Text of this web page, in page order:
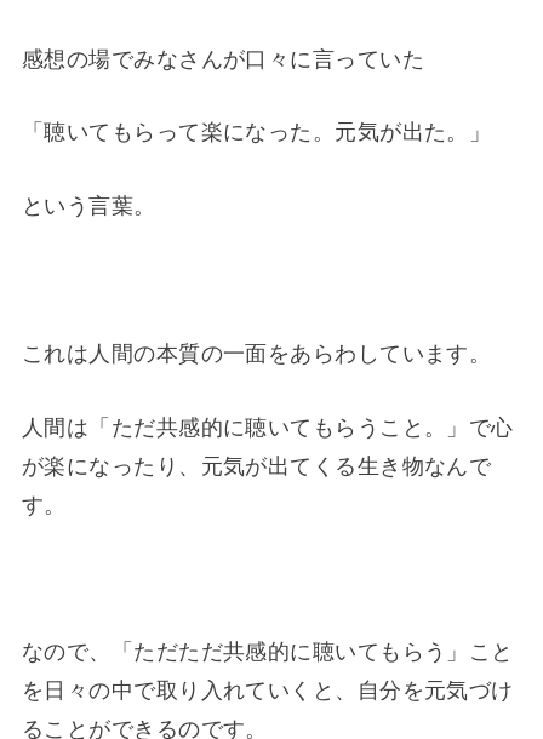
感想の場でみなさんが口々に言っていた
「聴いてもらって楽になった。元気が出た。」
という言葉。
これは人間の本質の一面をあらわしています。
人間は「ただ共感的に聴いてもらうこと。」で心
が楽になったり、元気が出てくる生き物なんで
す。
なので、「ただただ共感的に聴いてもらう」こと
を日々の中で取り入れていくと、自分を元気づけ
ることができるのです。